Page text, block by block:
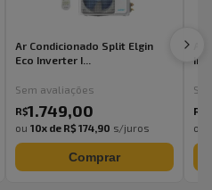
Ar Condicionado Split Elgin
Eco Inverter I...
Sem avaliações
R$1.749,00
ou 10x de R$ 174,90 s/juros
Comprar
R$
ou